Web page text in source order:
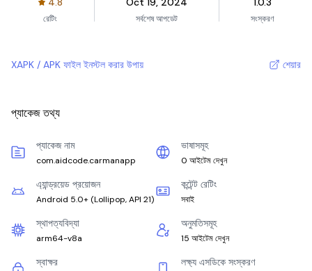
রেটিং সর্বশেষ আপডেট সংস্করণ
XAPK / APK ফাইল ইনস্টল করার উপায় শেয়ার
প্যাকেজ তথ্য
প্যাকেজ নাম
com.aidcode.carmanapp
ভাষাসমূহ
0 আইটেম দেখুন
এ্যান্ড্রয়েড প্রয়োজন
Android 5.0+ (Lollipop, API 21)
কন্টেন্ট রেটিং
সবাই
স্থাপত্যবিদ্যা
arm64-v8a
অনুমতিসমূহ
15 আইটেম দেখুন
স্বাক্ষর লক্ষ্য এসডিকে সংস্করণ